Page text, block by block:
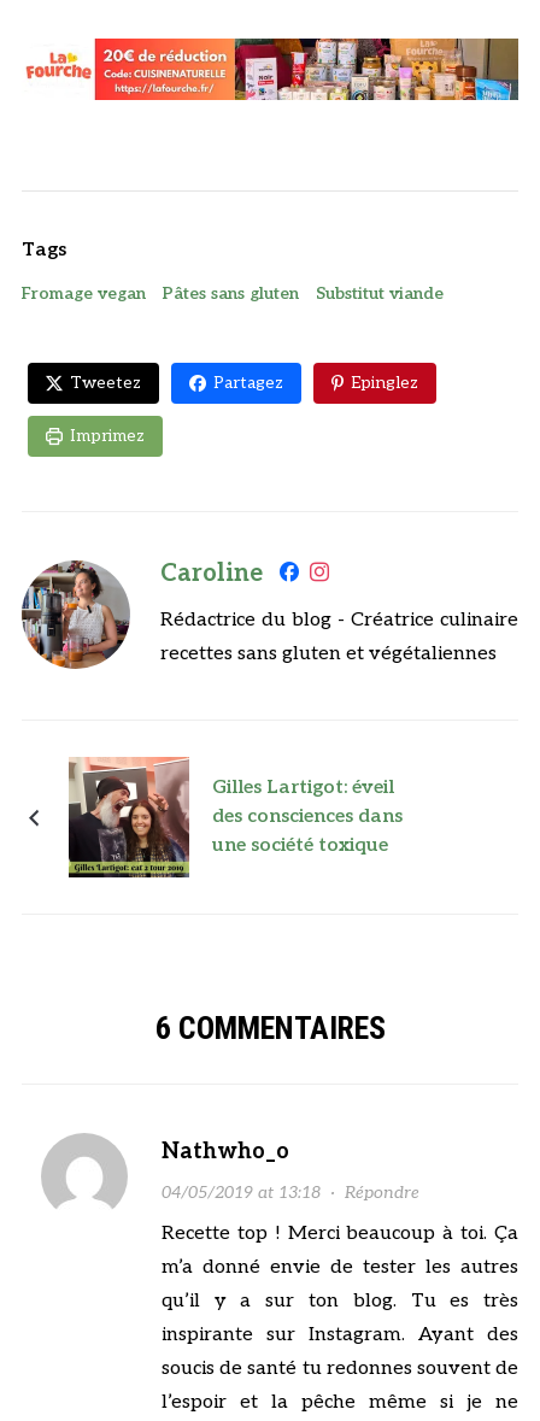
Tags
Fromage vegan Pâtes sans gluten Substitut viande
Tweetez Partagez Epinglez
Imprimez
Caroline
Rédactrice du blog - Créatrice culinaire
recettes sans gluten et végétaliennes
Gilles Lartigot: éveil
des consciences dans
une société toxique
6 COMMENTAIRES
Nathwho_o
04/05/2019 at 13:18· Répondre
Recette top ! Merci beaucoup à toi. Ça
m’a donné envie de tester les autres
qu’il y a sur ton blog. Tu es très
inspirante sur Instagram. Ayant des
soucis de santé tu redonnes souvent de
l’espoir et la pêche même si je ne